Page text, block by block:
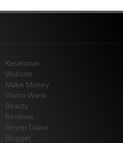
Kesehatan
Website
Make Money
Warna Warni
Beauty
Reviews
Resep Dapur
Blogger